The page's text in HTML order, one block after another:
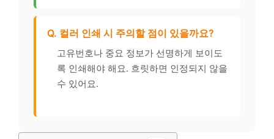
Q. 컬러 인쇄 시 주의할 점이 있을까요?
고유번호나 중요 정보가 선명하게 보이도
록 인쇄해야 해요. 흐릿하면 인정되지 않을
수 있어요.